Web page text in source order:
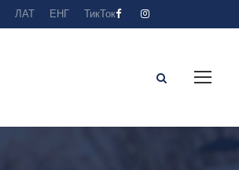
ЛАТ ЕНГ ТикТок